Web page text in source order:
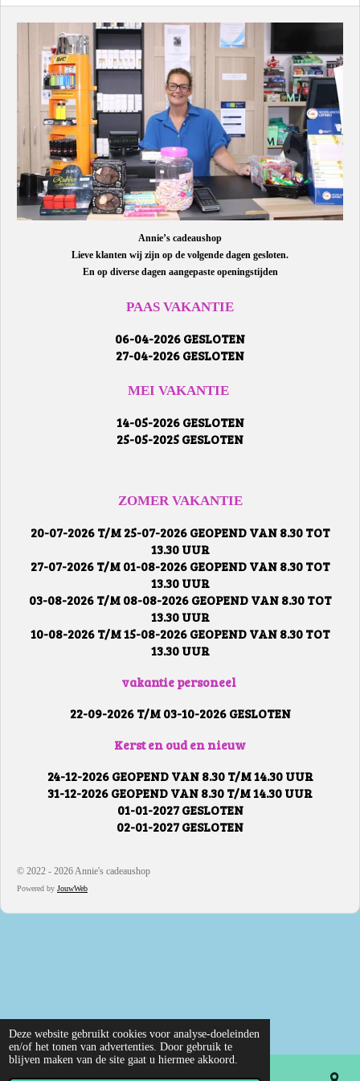
Deze website gebruikt cookies voor analyse-doeleinden
en/of het tonen van advertenties. Door gebruik te
blijven maken van de site gaat u hiermee akkoord.
Annie’s cadeaushop
Lieve klanten wij zijn op de volgende dagen gesloten.
En op diverse dagen aangepaste openingstijden
PAAS VAKANTIE
06-04-2026 GESLOTEN
27-04-2026 GESLOTEN
MEI VAKANTIE
14-05-2026 GESLOTEN
25-05-2025 GESLOTEN
ZOMER VAKANTIE
20-07-2026 T/M 25-07-2026 GEOPEND VAN 8.30 TOT
13.30 UUR
27-07-2026 T/M 01-08-2026 GEOPEND VAN 8.30 TOT
13.30 UUR
03-08-2026 T/M 08-08-2026 GEOPEND VAN 8.30 TOT
13.30 UUR
10-08-2026 T/M 15-08-2026 GEOPEND VAN 8.30 TOT
13.30 UUR
vakantie personeel
22-09-2026 T/M 03-10-2026 GESLOTEN
Kerst en oud en nieuw
24-12-2026 GEOPEND VAN 8.30 T/M 14.30 UUR
31-12-2026 GEOPEND VAN 8.30 T/M 14.30 UUR
01-01-2027 GESLOTEN
02-01-2027 GESLOTEN
© 2022 - 2026 Annie's cadeaushop
Powered by JouwWeb